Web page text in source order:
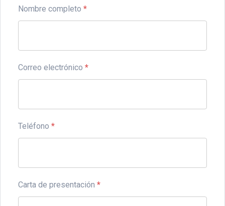
Nombre completo *
Correo electrónico *
Teléfono *
Carta de presentación *